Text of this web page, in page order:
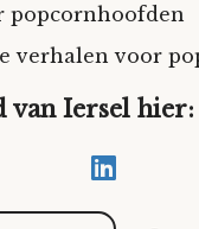
popcornhoofden
verhalen voor
van Iersel hier: